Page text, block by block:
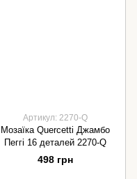
Артикул: 2270-Q
Мозаїка Quercetti Джамбо
Пеггі 16 деталей 2270-Q
498 грн